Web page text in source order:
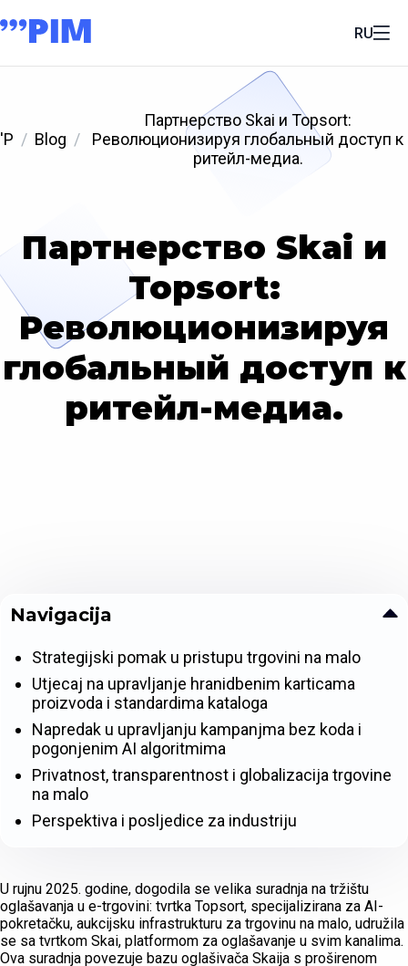
RU
'P Blog
Партнерство Skai и Topsort:
Революционизируя глобальный доступ к
ритейл-медиа.
Партнерство Skai и
Topsort:
Революционизируя
глобальный доступ к
ритейл-медиа.
U rujnu 2025. godine, dogodila se velika suradnja na tržištu
oglašavanja u e-trgovini: tvrtka Topsort, specijalizirana za AI-
pokretačku, aukcijsku infrastrukturu za trgovinu na malo, udružila
se sa tvrtkom Skai, platformom za oglašavanje u svim kanalima.
Ova suradnja povezuje bazu oglašivača Skaija s ​​proširenom
Navigacija
Strategijski pomak u pristupu trgovini na malo
Utjecaj na upravljanje hranidbenim karticama
proizvoda i standardima kataloga
Napredak u upravljanju kampanjma bez koda i
pogonjenim AI algoritmima
Privatnost, transparentnost i globalizacija trgovine
na malo
Perspektiva i posljedice za industriju